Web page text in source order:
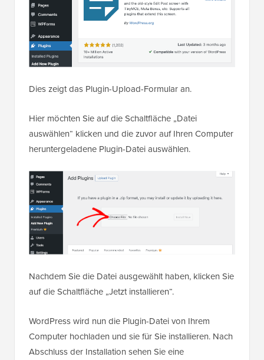
Dies zeigt das Plugin-Upload-Formular an.
Hier möchten Sie auf die Schaltfläche „Datei
auswählen“ klicken und die zuvor auf Ihren Computer
heruntergeladene Plugin-Datei auswählen.
Nachdem Sie die Datei ausgewählt haben, klicken Sie
auf die Schaltfläche „Jetzt installieren“.
WordPress wird nun die Plugin-Datei von Ihrem
Computer hochladen und sie für Sie installieren. Nach
Abschluss der Installation sehen Sie eine